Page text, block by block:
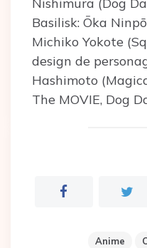
Nishimura (Dog
Basilisk: Ōka
Michiko Yokote
design de
Hashimoto
The MOVIE, Dog
Anime